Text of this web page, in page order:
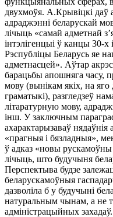
двухмоўя. А.Крывіцкі даў
адраджэнні беларускай
лічыць «самай адметнай
інтэлігенцыі ў канцы 30-х
Рэспубліцы Беларусь яе
адметнасцей». Аўтар
барацьбы апошняга часу,
мову (вынікам якіх, на яго
граматыкі), разгледзеў
літаратурную мову,
інш. У заключным
ахарактарызаваў
«прагныя і бязладныя»,
ў адказ «новы
лічыць, што будучыня
Перспектыва будзе
беларускамоўныя
дазволіла б у будучыні
натуральным чынам, а не
адміністрацыйных захадаў.